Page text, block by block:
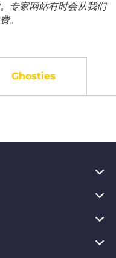
专家网站有时会从我们
。
Ghosties